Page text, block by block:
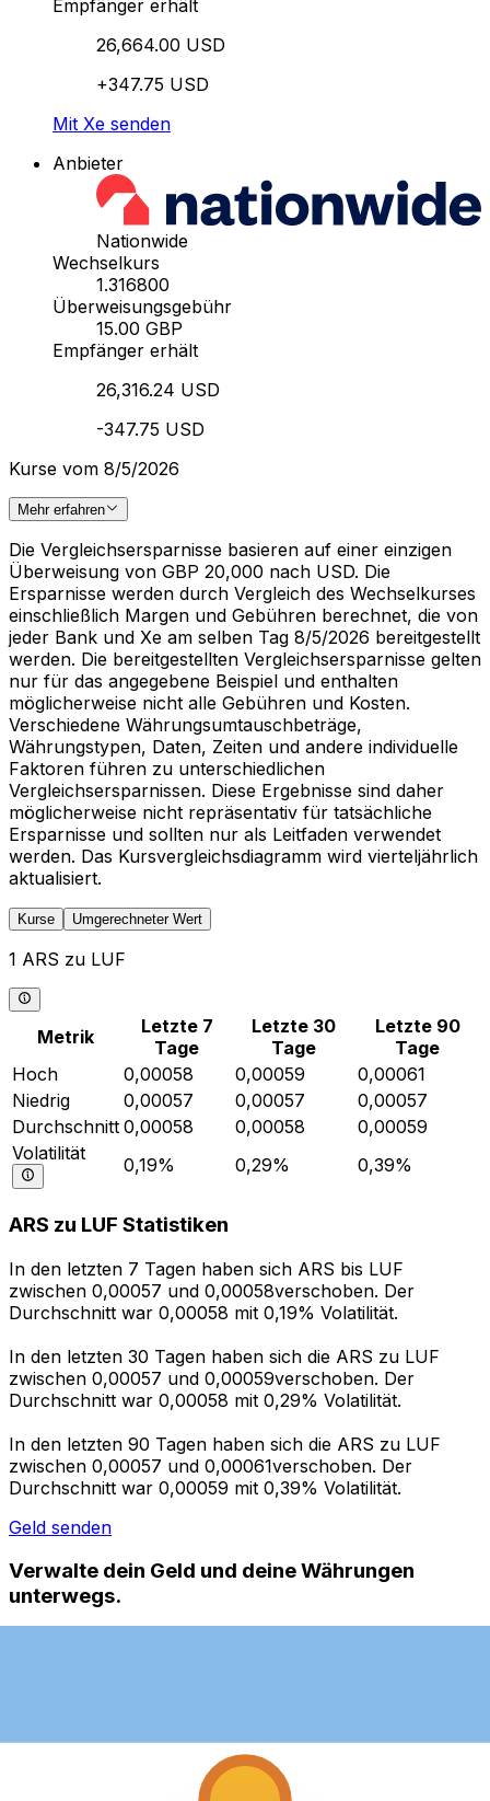
Empfänger erhält
26,664.00 USD
+347.75 USD
Mit Xe senden
Anbieter
Nationwide
Wechselkurs
1.316800
Überweisungsgebühr
15.00 GBP
Empfänger erhält
26,316.24 USD
-347.75 USD
Kurse vom 8/5/2026
Mehr erfahren
Die Vergleichsersparnisse basieren auf einer einzigen
Überweisung von GBP 20,000 nach USD. Die
Ersparnisse werden durch Vergleich des Wechselkurses
einschließlich Margen und Gebühren berechnet, die von
jeder Bank und Xe am selben Tag 8/5/2026 bereitgestellt
werden. Die bereitgestellten Vergleichsersparnisse gelten
nur für das angegebene Beispiel und enthalten
möglicherweise nicht alle Gebühren und Kosten.
Verschiedene Währungsumtauschbeträge,
Währungstypen, Daten, Zeiten und andere individuelle
Faktoren führen zu unterschiedlichen
Vergleichsersparnissen. Diese Ergebnisse sind daher
möglicherweise nicht repräsentativ für tatsächliche
Ersparnisse und sollten nur als Leitfaden verwendet
werden. Das Kursvergleichsdiagramm wird vierteljährlich
aktualisiert.
Kurse Umgerechneter Wert
1 ARS zu LUF
Metrik
Letzte 7
Tage
Letzte 30
Tage
Letzte 90
Tage
Hoch
0,00058 0,00059
0,00061
Niedrig
0,00057 0,00057
0,00057
Durchschnitt 0,00058 0,00058
0,00059
Volatilität
0,19% 0,29% 0,39%
ARS zu LUF Statistiken
In den letzten 7 Tagen haben sich ARS bis LUF
zwischen 0,00057 und 0,00058verschoben. Der
Durchschnitt war 0,00058 mit 0,19% Volatilität.
In den letzten 30 Tagen haben sich die ARS zu LUF
zwischen 0,00057 und 0,00059verschoben. Der
Durchschnitt war 0,00058 mit 0,29% Volatilität.
In den letzten 90 Tagen haben sich die ARS zu LUF
zwischen 0,00057 und 0,00061verschoben. Der
Durchschnitt war 0,00059 mit 0,39% Volatilität.
Geld senden
Verwalte dein Geld und deine Währungen
unterwegs.